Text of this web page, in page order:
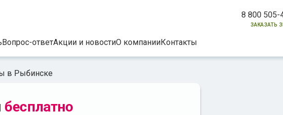
8 800 505-
заказать
Вопрос-ответАкции и новостиО компанииКонтакты
в Рыбинске
бесплатно